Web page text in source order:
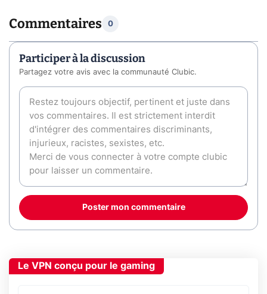
Commentaires 0
Participer à la discussion
Partagez votre avis avec la communauté Clubic.
Poster mon commentaire
Le VPN conçu pour le gaming